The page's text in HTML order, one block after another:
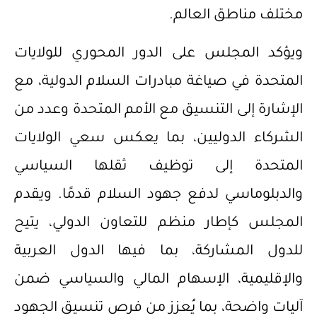
مختلف مناطق العالم.
ويؤكد المجلس على الدور المحوري للولايات
المتحدة في صياغة مبادرات السلام الدولية، مع
الإشارة إلى التنسيق مع الأمم المتحدة وعدد من
الشركاء الدوليين، بما يعكس سعي الولايات
المتحدة إلى توظيف ثقلها السياسي
والدبلوماسي لدفع جهود السلام قدمًا. ويقدم
المجلس كإطار منظم للتعاون الدولي، يتيح
للدول المشاركة، بما فيها الدول العربية
والإقليمية، الإسهام المالي والسياسي ضمن
آليات واضحة، بما يُعزز من فرص تنسيق الجهود